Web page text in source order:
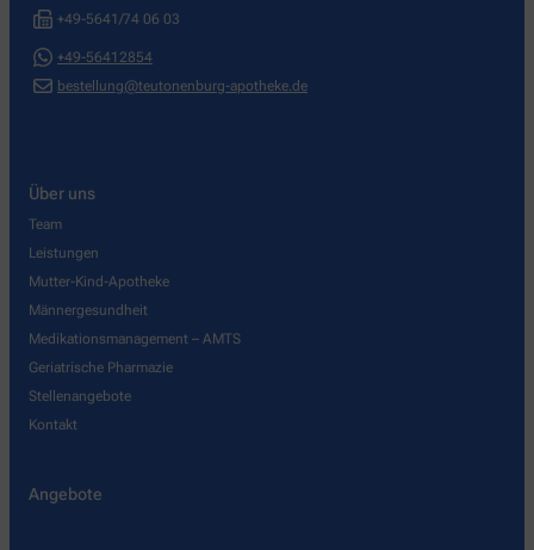
+49-5641/74 06 03
+49-56412854
bestellung@teutonenburg-apotheke.de
Über uns
Team
Leistungen
Mutter-Kind-Apotheke
Männergesundheit
Medikationsmanagement – AMTS
Geriatrische Pharmazie
Stellenangebote
Kontakt
Angebote